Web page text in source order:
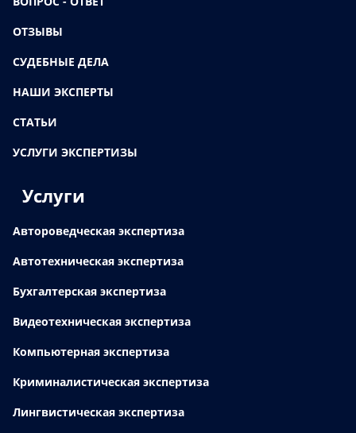
ОТЗЫВЫ
СУДЕБНЫЕ ДЕЛА
НАШИ ЭКСПЕРТЫ
СТАТЬИ
УСЛУГИ ЭКСПЕРТИЗЫ
Услуги
Автороведческая экспертиза
Автотехническая экспертиза
Бухгалтерская экспертиза
Видеотехническая экспертиза
Компьютерная экспертиза
Криминалистическая экспертиза
Лингвистическая экспертиза